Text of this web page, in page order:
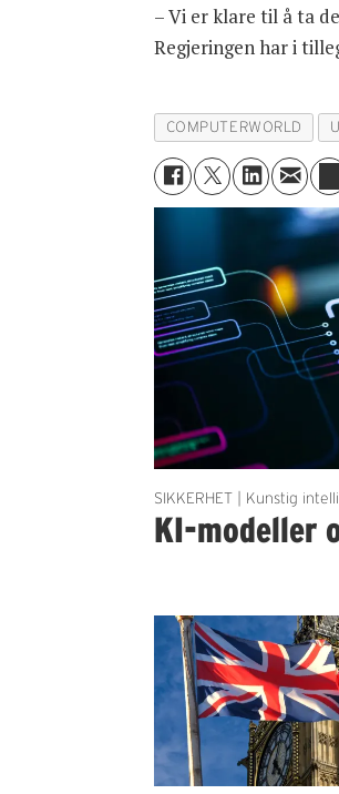
– Vi er klare til å ta
Regjeringen har i
COMPUTERWORLD
SIKKERHET | Kunstig
KI-modeller